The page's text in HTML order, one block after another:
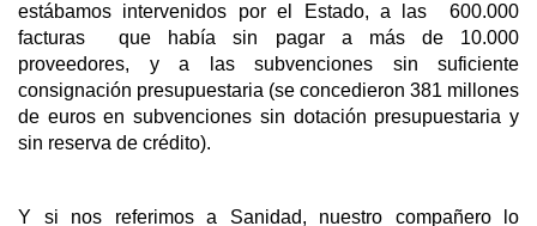
estábamos intervenidos por el Estado, a las 600.000
facturas que había sin pagar a más de 10.000
proveedores, y a las subvenciones sin suficiente
consignación presupuestaria (se concedieron 381 millones
de euros en subvenciones sin dotación presupuestaria y
sin reserva de crédito).
Y si nos referimos a Sanidad, nuestro compañero lo